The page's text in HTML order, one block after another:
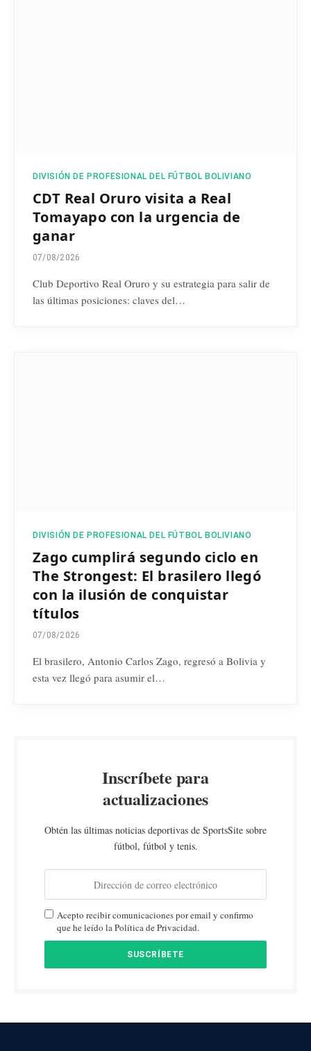
DIVISIÓN DE PROFESIONAL DEL FÚTBOL BOLIVIANO
CDT Real Oruro visita a Real
Tomayapo con la urgencia de
ganar
07/08/2026
Club Deportivo Real Oruro y su estrategia para salir de
las últimas posiciones: claves del…
DIVISIÓN DE PROFESIONAL DEL FÚTBOL BOLIVIANO
Zago cumplirá segundo ciclo en
The Strongest: El brasilero llegó
con la ilusión de conquistar
títulos
07/08/2026
El brasilero, Antonio Carlos Zago, regresó a Bolivia y
esta vez llegó para asumir el…
Inscríbete para
actualizaciones
Obtén las últimas noticias deportivas de SportsSite sobre
fútbol, fútbol y tenis.
Acepto recibir comunicaciones por email y confirmo
que he leído la Política de Privacidad.